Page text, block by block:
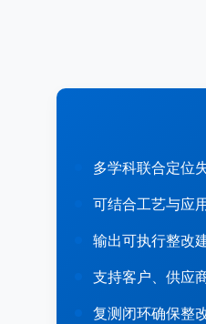
多学科联合定位
可结合工艺与应
输出可执行整改
支持客户、供应
复测闭环确保整